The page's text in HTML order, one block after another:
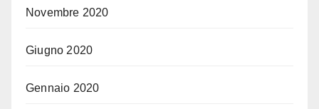
Novembre 2020
Giugno 2020
Gennaio 2020